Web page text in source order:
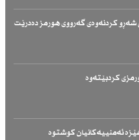
كردنەوەی گەرووی هورمز دەدرێت
كردبێتەوە
ئەمنییەكانیان كوشتوە